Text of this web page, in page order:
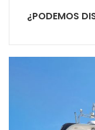
¿PODEMOS